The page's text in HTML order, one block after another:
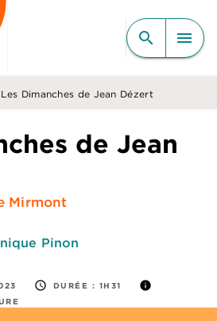
CONTENU
search menu
Les Dimanches de Jean Dézert
de Jean
Mirmont
Pinon
access_time DURÉE : 1H31 info